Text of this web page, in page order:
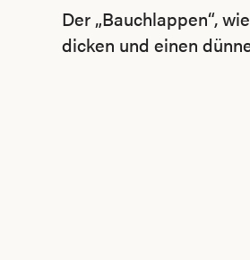
Der „Bauchlappen“,
dicken und einen